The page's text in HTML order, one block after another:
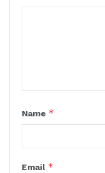
Name *
Email *